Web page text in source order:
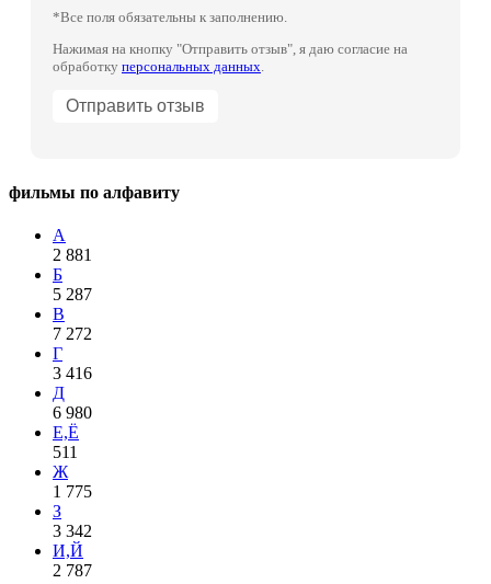
*Все поля обязательны к заполнению.
Нажимая на кнопку "Отправить отзыв", я даю согласие на
обработку персональных данных.
фильмы по алфавиту
А
2 881
Б
5 287
В
7 272
Г
3 416
Д
6 980
Е,Ё
511
Ж
1 775
З
3 342
И,Й
2 787